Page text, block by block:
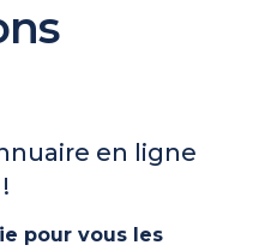
en ligne
pour vous les